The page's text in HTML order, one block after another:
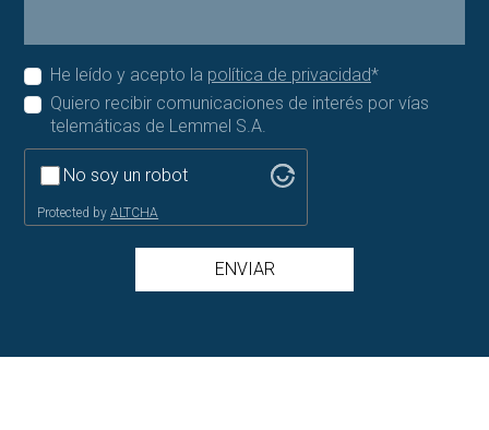
He leído y acepto la política de privacidad*
Quiero recibir comunicaciones de interés por vías
telemáticas de Lemmel S.A.
No soy un robot
Protected byALTCHA
ENVIAR